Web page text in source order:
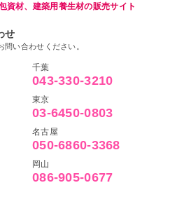
資材、建築用養生材の販売サイト
せ
い合わせください。
千葉
043-330-3210
東京
03-6450-0803
名古屋
050-6860-3368
岡山
086-905-0677